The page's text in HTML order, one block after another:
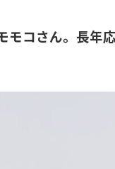
モコさん。長年